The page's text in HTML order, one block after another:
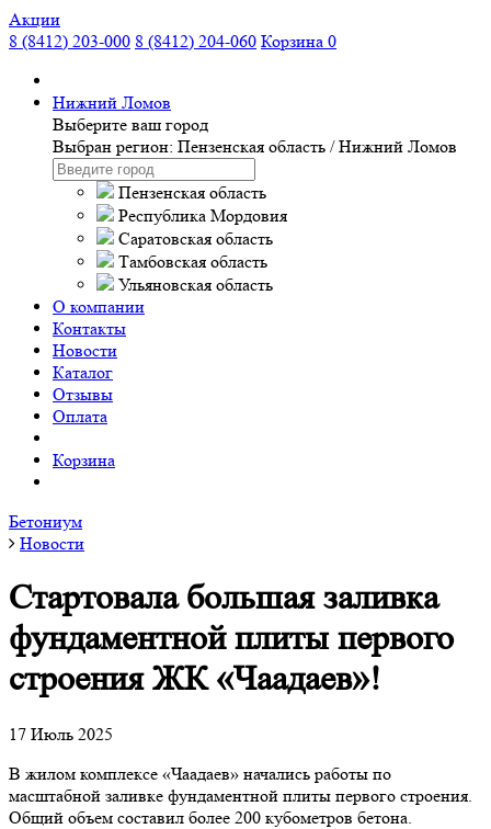
Акции
8 (8412) 203-000 8 (8412) 204-060 Корзина 0
Нижний Ломов
Выберите ваш город
Выбран регион: Пензенская область /Нижний Ломов
Пензенская область
Республика Мордовия
Саратовская область
Тамбовская область
Ульяновская область
О компании
Контакты
Новости
Каталог
Отзывы
Оплата
Корзина
Бетониум
Новости
Стартовала большая заливка
фундаментной плиты первого
строения ЖК «Чаадаев»!
17 Июль 2025
В жилом комплексе «Чаадаев» начались работы по
масштабной заливке фундаментной плиты первого строения.
Общий объем составил более 200 кубометров бетона.